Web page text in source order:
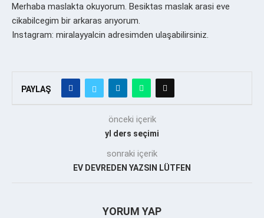
Merhaba maslakta okuyorum. Besiktas maslak arasi eve
cikabilcegim bir arkaras arıyorum.
Instagram: miralayyalcin adresimden ulaşabilirsiniz.
PAYLAŞ
önceki içerik
yl ders seçimi
sonraki içerik
EV DEVREDEN YAZSIN LÜTFEN
YORUM YAP